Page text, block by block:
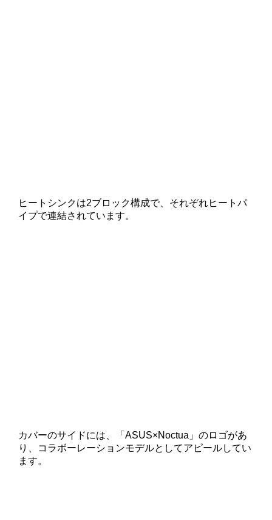
ヒートシンクは2ブロック構成で、それぞれヒートパ
イプで連結されています。
カバーのサイドには、「ASUS×Noctua」のロゴがあ
り、コラボーレーションモデルとしてアピールしてい
ます。